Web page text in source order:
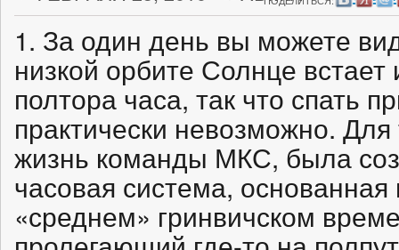
1. За один день вы можете
низкой орбите Солнце
полтора часа, так что спать
практически невозможно.
жизнь команды МКС, была
часовая система,
«среднем» гринвичском